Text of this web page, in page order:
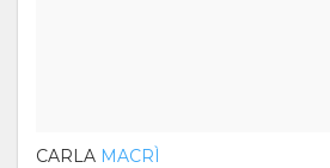
CARLA MACRÌ